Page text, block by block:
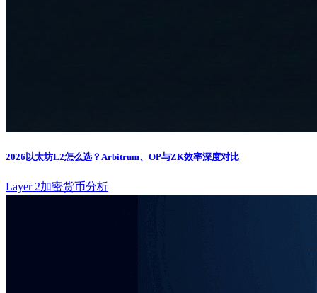
2026以太坊L2怎么选？Arbitrum、OP与ZK效率深度对比
Layer 2加密货币分析